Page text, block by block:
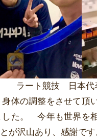
ラート競技 日本
体の調整をさせて頂
した。 今年も世界
が沢山あり、感謝で